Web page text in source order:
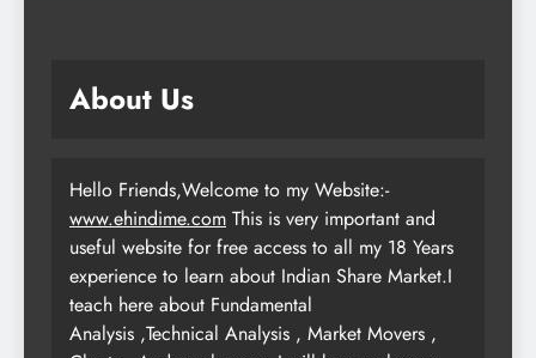
About Us
Hello Friends,Welcome to my Website:-
www.ehindime.com This is very important and
useful website for free access to all my 18 Years
experience to learn about Indian Share Market.I
teach here about Fundamental
Analysis ,Technical Analysis , Market Movers ,